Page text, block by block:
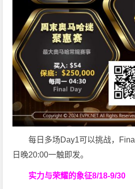
每日多场Day1可以挑战，
日晚20:00一触即发。
实力与荣耀的象征8/18-9/30